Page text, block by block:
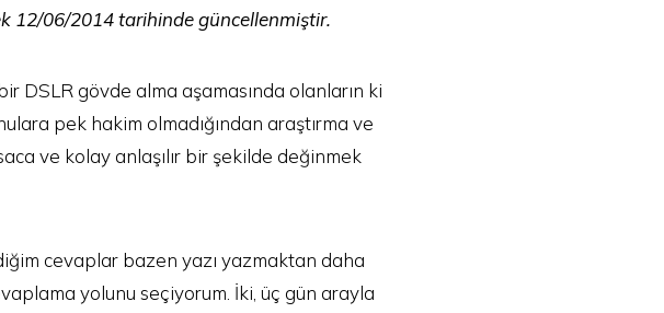
12/06/2014 tarihinde güncellenmiştir.
DSLR gövde alma aşamasında olanların ki
pek hakim olmadığından araştırma ve
ve kolay anlaşılır bir şekilde değinmek
cevaplar bazen yazı yazmaktan daha
yolunu seçiyorum. İki, üç gün arayla